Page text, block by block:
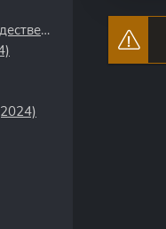
Возвращение рождественского малыша (2019)